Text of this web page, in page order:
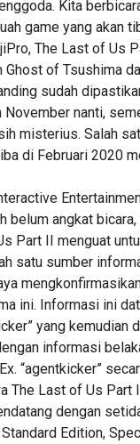
Kita
game yang akan
The Last of Us
Ghost of Tsushima
sudah
November nanti,
misterius. Salah
di Februari 2020
belum angkat bicara,
Part II menguat
satu sumber
ini. Informasi ini
yang kemudian
informasi
“agentkicker”
The Last of Us Part
dengan
Edition,